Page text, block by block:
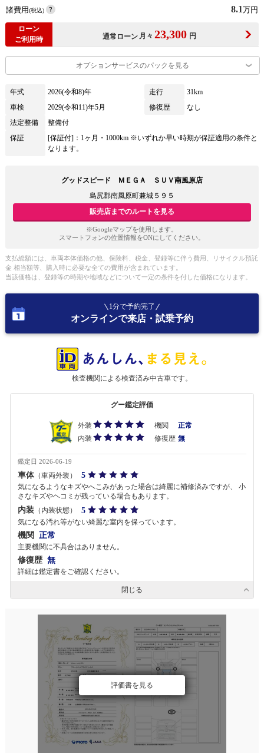
諸費用(税込) 8.1万円
ローン
ご利用時
通常ローン 月々 23,300 円
オプションサービスのパックを見る
年式 2026(令和8)年 走行
31km
車検
2029(令和11)年5月 修復歴
なし
法定整備
整備付
保証
[保証付]：1ヶ月・1000km ※いずれか早い時期が保証適用の条件と
なります。
グッドスピード ＭＥＧＡ ＳＵＶ南風原店
島尻郡南風原町兼城５９５
販売店までのルートを見る
※Googleマップを使用します。
スマートフォンの位置情報をONにしてください。
支払総額には、車両本体価格の他、保険料、税金、登録等に伴う費用、リサイクル預託
金 相当額等、購入時に必要な全ての費用が含まれています。
当該価格は、登録等の時期や地域などについて一定の条件を付した価格になります。
1分で予約完了
オンラインで来店・試乗予約
検査機関による検査済み中古車です。
グー鑑定評価
外装 機関
正常
内装
修復歴 無
鑑定日 2026-06-19
車体（車両外装） 5
気になるようなキズやへこみがあった場合は綺麗に補修済みですが、 小
さなキズやヘコミが残っている場合もあります。
内装 （内装状態） 5
気になる汚れ等がない綺麗な室内を保っています。
機関 正常
主要機関に不具合はありません。
修復歴 無
詳細は鑑定書をご確認ください。
閉じる
評価書を見る